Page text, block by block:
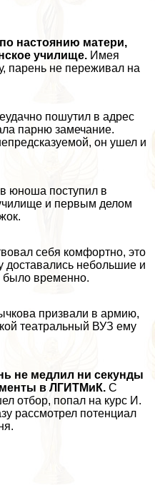
настоянию матери,
училище. Имея
парень не переживал на
пошутил в адрес
парню замечание.
он ушел и
юноша поступил в
и первым делом
себя комфортно, это
доставались небольшие и
было временно.
призвали в армию,
театральный ВУЗ ему
не медлил ни секунды
в ЛГИТМиК. С
отбор, попал на курс И.
рассмотрел потенциал